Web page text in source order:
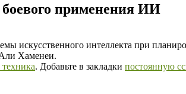
применения ИИ
искусственного интеллекта при
Хаменеи.
. Добавьте в закладки постоянную